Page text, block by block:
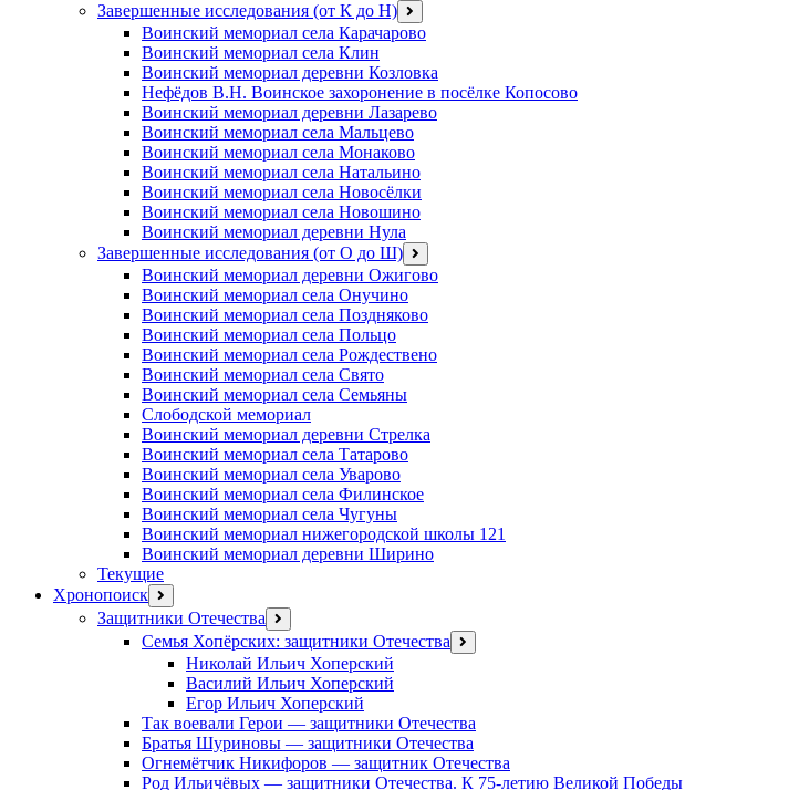
Завершенные исследования (от К до Н) открыть
меню
Воинский мемориал села Карачарово
Воинский мемориал села Клин
Воинский мемориал деревни Козловка
Нефёдов В.Н. Воинское захоронение в посёлке Копосово
Воинский мемориал деревни Лазарево
Воинский мемориал села Мальцево
Воинский мемориал села Монаково
Воинский мемориал села Натальино
Воинский мемориал села Новосёлки
Воинский мемориал села Новошино
Воинский мемориал деревни Нула
Завершенные исследования (от О до Ш) открыть
меню
Воинский мемориал деревни Ожигово
Воинский мемориал села Онучино
Воинский мемориал села Поздняково
Воинский мемориал села Польцо
Воинский мемориал села Рождествено
Воинский мемориал села Свято
Воинский мемориал села Семьяны
Слободской мемориал
Воинский мемориал деревни Стрелка
Воинский мемориал села Татарово
Воинский мемориал села Уварово
Воинский мемориал села Филинское
Воинский мемориал села Чугуны
Воинский мемориал нижегородской школы 121
Воинский мемориал деревни Ширино
Текущие
Хронопоиск открыть
меню
Защитники Отечества открыть
меню
Семья Хопёрских: защитники Отечества открыть
меню
Николай Ильич Хоперский
Василий Ильич Хоперский
Егор Ильич Хоперский
Так воевали Герои — защитники Отечества
Братья Шуриновы — защитники Отечества
Огнемётчик Никифоров — защитник Отечества
Род Ильичёвых — защитники Отечества. К 75-летию Великой Победы